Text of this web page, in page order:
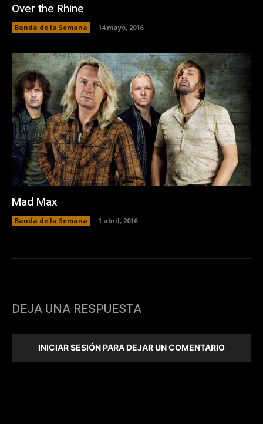
Over the Rhine
Banda de la Semana 14 mayo, 2016
Mad Max
Banda de la Semana 1 abril, 2016
DEJA UNA RESPUESTA
INICIAR SESIÓN PARA DEJAR UN COMENTARIO